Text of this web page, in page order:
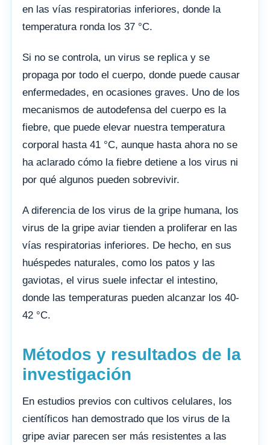
en las vías respiratorias inferiores, donde la
temperatura ronda los 37 °C.
Si no se controla, un virus se replica y se
propaga por todo el cuerpo, donde puede causar
enfermedades, en ocasiones graves. Uno de los
mecanismos de autodefensa del cuerpo es la
fiebre, que puede elevar nuestra temperatura
corporal hasta 41 °C, aunque hasta ahora no se
ha aclarado cómo la fiebre detiene a los virus ni
por qué algunos pueden sobrevivir.
A diferencia de los virus de la gripe humana, los
virus de la gripe aviar tienden a proliferar en las
vías respiratorias inferiores. De hecho, en sus
huéspedes naturales, como los patos y las
gaviotas, el virus suele infectar el intestino,
donde las temperaturas pueden alcanzar los 40-
42 °C.
Métodos y resultados de la
investigación
En estudios previos con cultivos celulares, los
científicos han demostrado que los virus de la
gripe aviar parecen ser más resistentes a las